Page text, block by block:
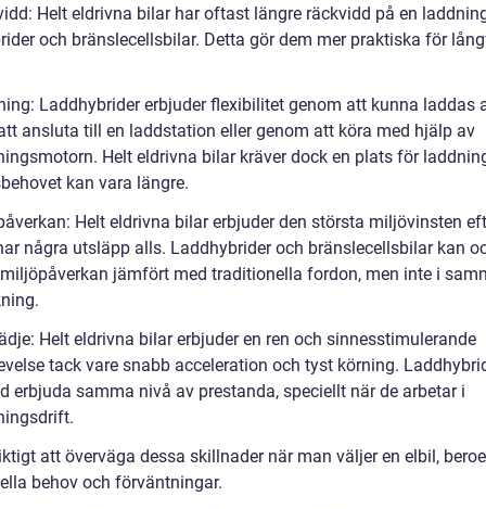
Helt eldrivna bilar har oftast längre räckvidd på en
och bränslecellsbilar. Detta gör dem mer praktiska för
Laddhybrider erbjuder flexibilitet genom att kunna laddas
ansluta till en laddstation eller genom att köra med hjälp av
Helt eldrivna bilar kräver dock en plats för
kan vara längre.
Helt eldrivna bilar erbjuder den största miljövinsten
några utsläpp alls. Laddhybrider och bränslecellsbilar kan
jämfört med traditionella fordon, men inte i
Helt eldrivna bilar erbjuder en ren och sinnesstimulerande
tack vare snabb acceleration och tyst körning.
erbjuda samma nivå av prestanda, speciellt när de arbetar i
att överväga dessa skillnader när man väljer en elbil,
behov och förväntningar.